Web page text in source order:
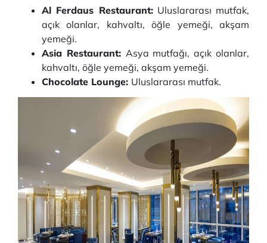
Al Ferdaus Restaurant:Uluslararası mutfak,
açık olanlar, kahvaltı, öğle yemeği, akşam
yemeği.
Asia Restaurant: Asya mutfağı, açık olanlar,
kahvaltı, öğle yemeği, akşam yemeği.
Chocolate Lounge: Uluslararası mutfak.